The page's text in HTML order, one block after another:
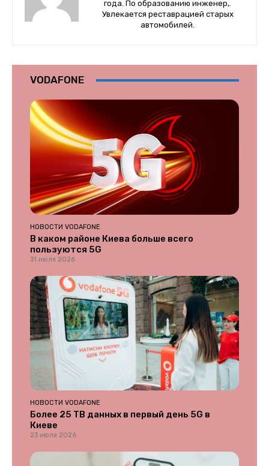
года. По образованию инженер,.
Увлекается реставрацией старых
автомобилей.
VODAFONE
НОВОСТИ VODAFONE
В каком районе Киева больше всего
пользуются 5G
31 июля 2026
НОВОСТИ VODAFONE
Более 25 ТВ данных в первый день 5G в
Киеве
23 июля 2026